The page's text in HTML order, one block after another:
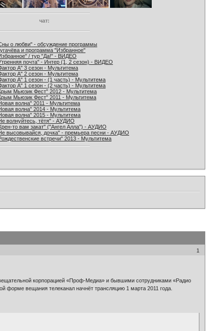
чат:
о любви" - обсуждение программы
и программа "Избранное"
/ тур "Да!" - ВИДЕО
почта" - Интер (1, 2 сезон) - ВИДЕО
А" 3 сезон - Мультитема
А" 2 сезон - Мультитема
А" 1 сезон - (1 часть) - Мультитема
А" 1 сезон - (2 часть) - Мультитема
Мьюзик Фест" 2012 - Мультитема
Мьюзик Фест" 2011 - Мультитема
волна" 2011 - Мультитема
волна" 2014 - Мультитема
волна" 2015 - Мультитема
волнуйтесь, тётя" - АУДИО
то вам закат" ("Ангел Алла") - АУДИО
высовывайся, дочка" - премьера песни - АУДИО
встречи" 2013 - Мультитема
1
корпорацией «Проф-Медиа» и бывшими сотрудниками «Радио
форме вещания телеканал начнёт трансляцию 1 марта 2011 года.